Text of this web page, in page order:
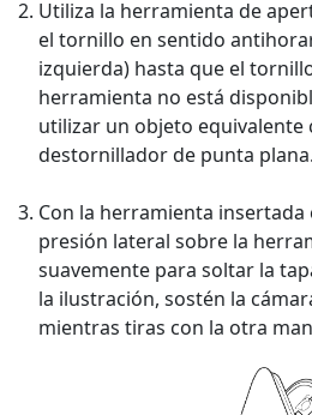
Utiliza la herramienta de
el tornillo en sentido
izquierda) hasta que el
herramienta no está
utilizar un objeto equivalente
destornillador de punta plana.
Con la herramienta insertada
presión lateral sobre la
suavemente para soltar la
la ilustración, sostén la
mientras tiras con la otra